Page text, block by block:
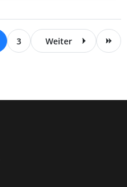
3 Weiter